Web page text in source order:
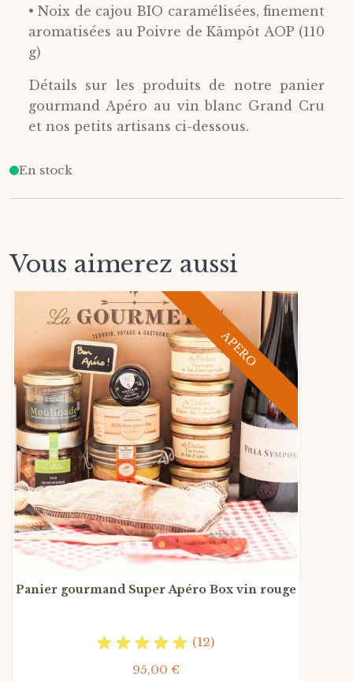
• Noix de cajou BIO caramélisées, finement
aromatisées au Poivre de Kâmpôt AOP (110
g)
Détails sur les produits de notre panier
gourmand Apéro au vin blanc Grand Cru
et nos petits artisans ci-dessous.
En stock
Vous aimerez aussi
APERO
Panier gourmand Super Apéro Box vin rouge
(12)
95,00 €